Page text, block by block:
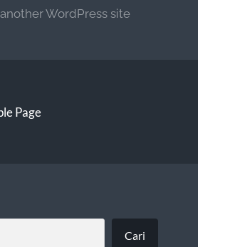
WordPress site
Page
Cari